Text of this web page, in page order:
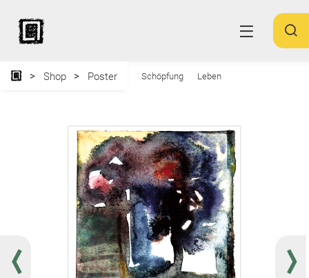
Shop Poster Schöpfung Leben